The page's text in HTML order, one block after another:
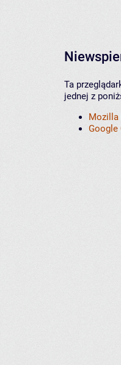
Ta
jednej z
Mozilla
Google